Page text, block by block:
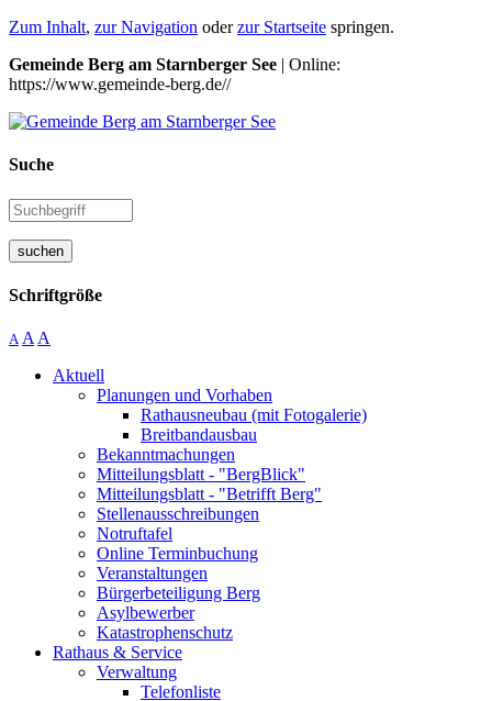
Zum Inhalt, zur Navigation oderzur Startseite springen.
Gemeinde Berg am Starnberger See | Online:
https://www.gemeinde-berg.de//
Suche
suchen
Schriftgröße
A A A
Aktuell
Planungen und Vorhaben
Rathausneubau (mit Fotogalerie)
Breitbandausbau
Bekanntmachungen
Mitteilungsblatt - "BergBlick"
Mitteilungsblatt - "Betrifft Berg"
Stellenausschreibungen
Notruftafel
Online Terminbuchung
Veranstaltungen
Bürgerbeteiligung Berg
Asylbewerber
Katastrophenschutz
Rathaus & Service
Verwaltung
Telefonliste